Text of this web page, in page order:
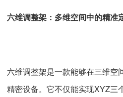
六维调整架：多维空间中的精准
六维调整架是一款能够在三维空
精密设备。它不仅能实现XYZ三